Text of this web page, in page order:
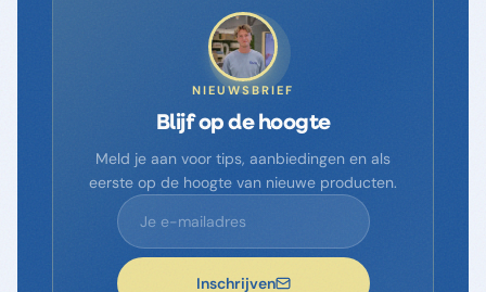
NIEUWSBRIEF
Blijf op de hoogte
Meld je aan voor tips, aanbiedingen en als
eerste op de hoogte van nieuwe producten.
Inschrijven